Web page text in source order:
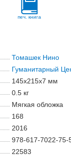
печ. книга
Томашек Нино
Гуманитарный
145x215x7 мм
0.5 кг
Мягкая обложка
168
2016
978-617-7022-75-
22583